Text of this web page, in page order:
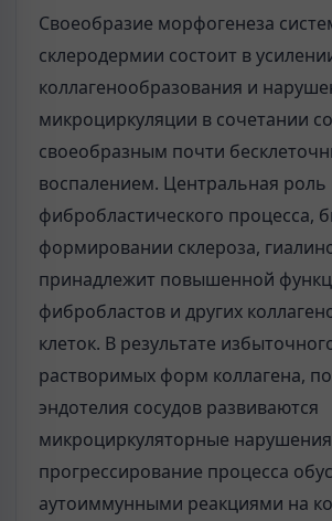
Своеобразие морфогенеза
склеродермии состоит в
коллагенообразования и
микроциркуляции в сочетании со
своеобразным почти
воспалением. Центральная роль
фибробластического процесса,
формировании склероза,
принадлежит повышенной
фибробластов и других
клеток. В результате
растворимых форм коллагена,
эндотелия сосудов развиваются
микроциркуляторные
прогрессирование процесса
аутоиммунными реакциями на